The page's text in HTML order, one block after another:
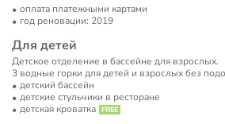
оплата платежными картами
год реновации: 2019
Для детей
Детское отделение в бассейне для взрослых.
3 водные горки для детей и взрослых без
детский бассейн
детские стульчики в ресторане
детская кроватка